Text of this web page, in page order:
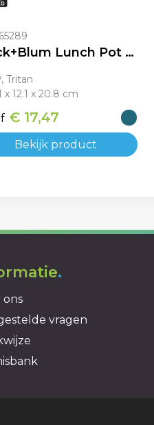
Black+Blum Lunch Pot Origineel
Tritan
x 12.1 x 20.8 cm
€ 17,47
Bekijk product
.
ons
vragen